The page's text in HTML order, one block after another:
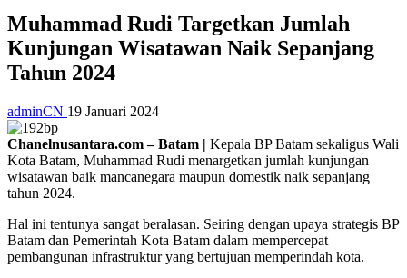
Muhammad Rudi Targetkan Jumlah
Kunjungan Wisatawan Naik Sepanjang
Tahun 2024
adminCN 19 Januari 2024
Chanelnusantara.com – Batam | Kepala BP Batam sekaligus Wali
Kota Batam, Muhammad Rudi menargetkan jumlah kunjungan
wisatawan baik mancanegara maupun domestik naik sepanjang
tahun 2024.
Hal ini tentunya sangat beralasan. Seiring dengan upaya strategis BP
Batam dan Pemerintah Kota Batam dalam mempercepat
pembangunan infrastruktur yang bertujuan memperindah kota.